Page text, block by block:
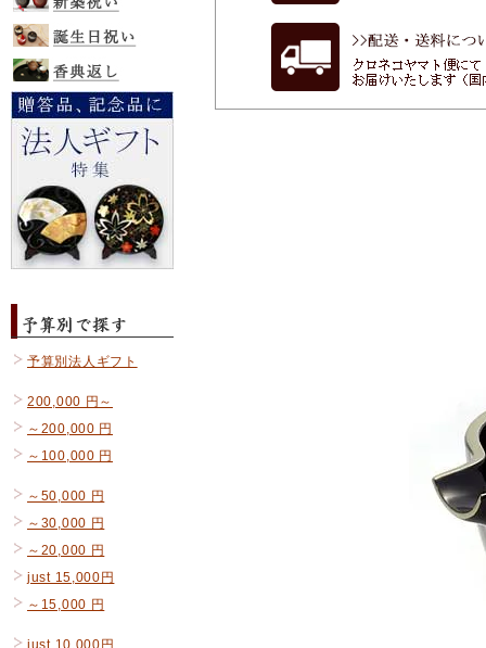
予算別法人ギフト
200,000 円～
～200,000 円
～100,000 円
～50,000 円
～30,000 円
～20,000 円
just 15,000円
～15,000 円
just 10,000円